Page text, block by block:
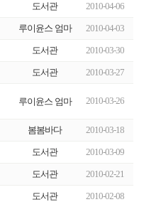
도서관 2010-04-06
루이윤스 엄마 2010-04-03
도서관 2010-03-30
도서관 2010-03-27
루이윤스 엄마 2010-03-26
봄봄바다 2010-03-18
도서관 2010-03-09
도서관 2010-02-21
도서관 2010-02-08